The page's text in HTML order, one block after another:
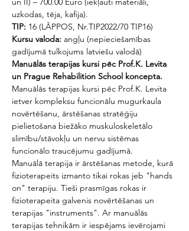
uzkodas, tēja, kafija).
TIP: 16 (LĀPPOS, Nr.TIP2022/70 TIP16)
Kursu valoda: angļu (nepieciešamības
gadījumā tulkojums latviešu valodā)
Manuālās terapijas kursi pēc Prof.K. Levita
un Prague Rehabilition School koncepta.
Manuālās terapijas kursi pēc Prof.K. Levita
ietver kompleksu funcionālu mugurkaula
novērtēšanu, ārstēšanas stratēģiju
pielietošana biežāko muskuloskeletālo
slimību/stāvokļu un nervu sistēmas
funcionālo traucējumu gadījumā.
Manuālā terapija ir ārstēšanas metode, kurā
fizioterapeits izmanto tikai rokas jeb "hands
on" terapiju. Tieši prasmīgas rokas ir
fizioterapeita galvenis novērtēšanas un
terapijas "instruments". Ar manuālās
terapijas tehnikām ir iespējams ievērojami